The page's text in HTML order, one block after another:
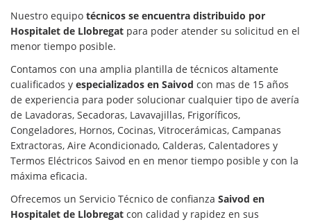
Nuestro equipo técnicos se encuentra distribuido por
Hospitalet de Llobregat para poder atender su solicitud en el
menor tiempo posible.
Contamos con una amplia plantilla de técnicos altamente
cualificados y especializados en Saivod con mas de 15 años
de experiencia para poder solucionar cualquier tipo de avería
de Lavadoras, Secadoras, Lavavajillas, Frigoríficos,
Congeladores, Hornos, Cocinas, Vitrocerámicas, Campanas
Extractoras, Aire Acondicionado, Calderas, Calentadores y
Termos Eléctricos Saivod en en menor tiempo posible y con la
máxima eficacia.
Ofrecemos un Servicio Técnico de confianza Saivod en
Hospitalet de Llobregat con calidad y rapidez en sus